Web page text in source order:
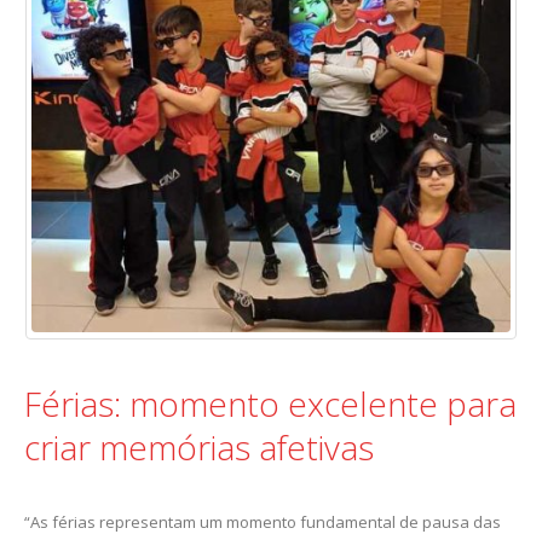
Férias: momento excelente para
criar memórias afetivas
“As férias representam um momento fundamental de pausa das